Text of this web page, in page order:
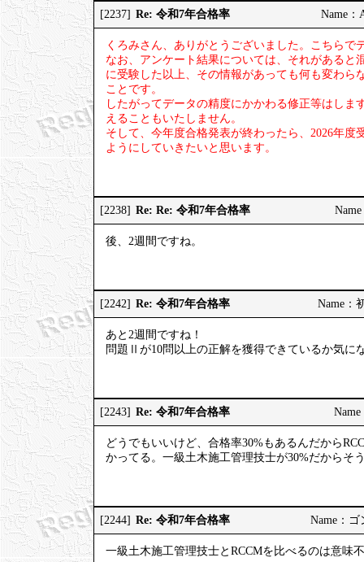
[2237] Re: 令和7年合格率 Name：
くろみさん、ありがとうございました。こちらで
なお、アンケート結果については、それがある
に受験した以上、その情報があっても何も変わ
ことです。
したがってデータの精度にかかわる修正等はし
えることもいたしません。
そして、今年度合格発表が終わったら、2026年
ようにしていきたいと思います。
[2238] Re: Re: 令和7年合格率
後、2週間ですね。
[2242] Re: 令和7年合格率 Name：
あと2週間ですね！
問題Ⅱが10問以上の正解を獲得できているか気に
[2243] Re: 令和7年合格率
どうでもいいけど、合格率30%もあるんだから
かってる。一級土木施工管理技士が30%だからそ
[2244] Re: 令和7年合格率 Name：
一級土木施工管理技士とRCCMを比べるのは意味